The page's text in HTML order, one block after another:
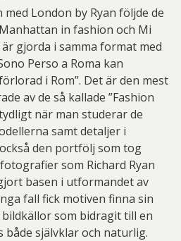
med London by Ryan följde de
in fashion och Mi
är gjorda i samma format med
Perso a Roma kan
i Rom”. Det är den mest
av de så kallade ”Fashion
när man studerar de
samt detaljer i
den portfölj som tog
som Richard Ryan
basen i utformandet av
fall fick motiven finna sin
som bidragit till en
självklar och naturlig.